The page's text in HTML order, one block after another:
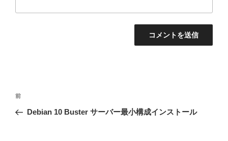
投
ナ
前
の
前
Debian 10 Buster サーバー最小構成インストール